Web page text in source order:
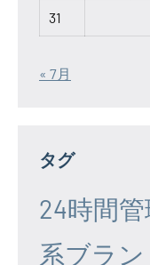
31
« 7月
タグ
24時間管
系ブラ